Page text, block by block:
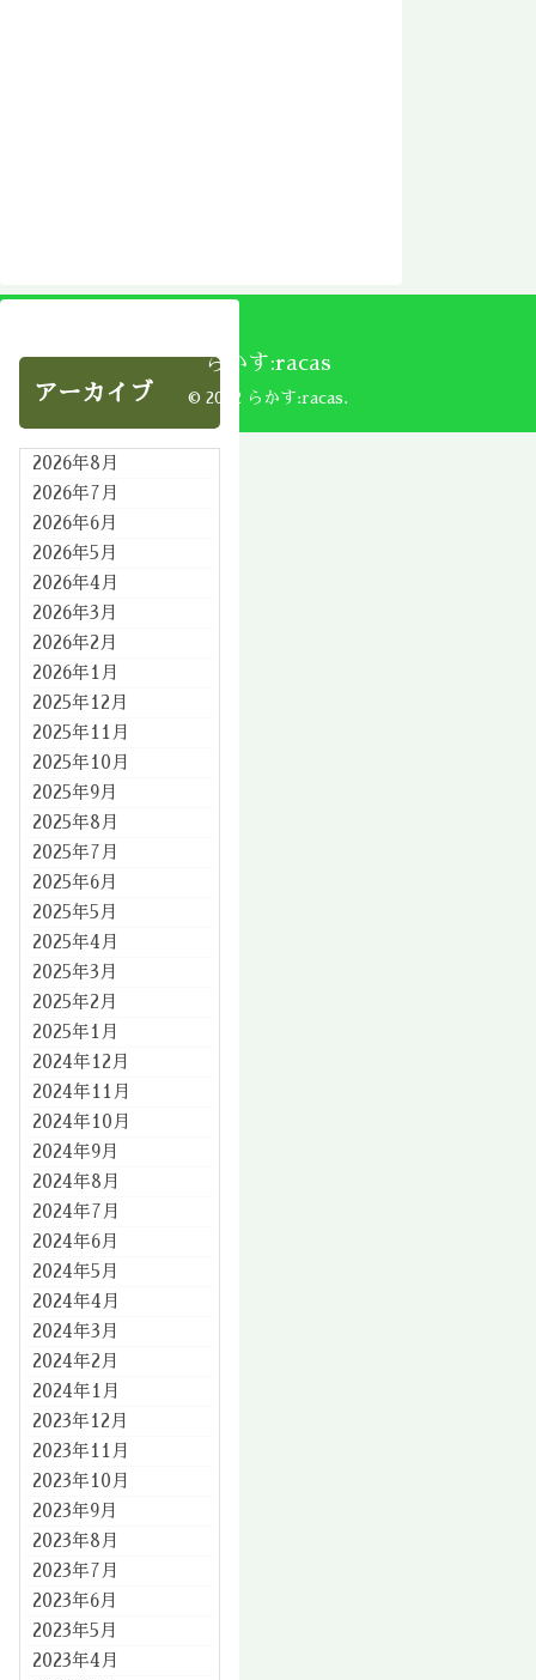
アーカイブ
2026年8月
2026年7月
2026年6月
2026年5月
2026年4月
2026年3月
2026年2月
2026年1月
2025年12月
2025年11月
2025年10月
2025年9月
2025年8月
2025年7月
2025年6月
2025年5月
2025年4月
2025年3月
2025年2月
2025年1月
2024年12月
2024年11月
2024年10月
2024年9月
2024年8月
2024年7月
2024年6月
2024年5月
2024年4月
2024年3月
2024年2月
2024年1月
2023年12月
2023年11月
2023年10月
2023年9月
2023年8月
2023年7月
2023年6月
2023年5月
2023年4月
らかす:racas
© 2002 らかす:racas.